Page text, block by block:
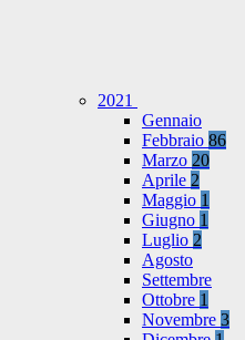
2021
Gennaio
Febbraio 86
Marzo 20
Aprile 2
Maggio 1
Giugno 1
Luglio 2
Agosto
Settembre
Ottobre 1
Novembre 3